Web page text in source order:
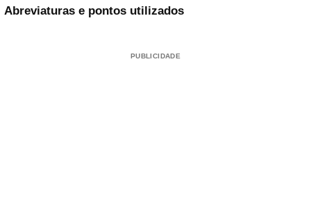
Abreviaturas e pontos utilizados
PUBLICIDADE